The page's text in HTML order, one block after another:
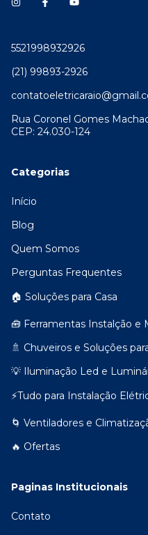
5521998932926
(21) 99893-2926
Rua Coronel Gomes
CEP: 24.030-124
Categorias
Início
Blog
Quem Somos
Perguntas Frequentes
🏠 Soluções para Casa
🧰 Ferramentas Instalção e
🚿 Chuveiros e Soluções
💡 Iluminação Led e
⚡Tudo para Instalação
🌀 Ventiladores e
🔥 Ofertas
Paginas Institucionais
Contato